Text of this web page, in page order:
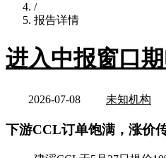
/
报告详情
进入中报窗口
2026-07-08 未知机构
下游CCL订单饱满，涨价